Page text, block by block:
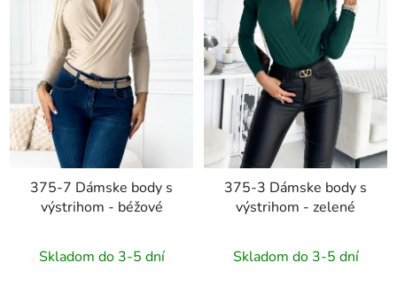
375-7 Dámske body s
výstrihom - béžové
Skladom do 3-5 dní
375-3 Dámske body s
výstrihom - zelené
Skladom do 3-5 dní